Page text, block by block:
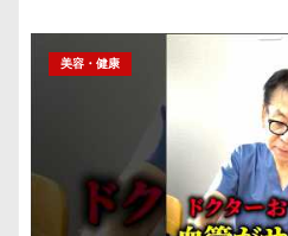
美容・健康